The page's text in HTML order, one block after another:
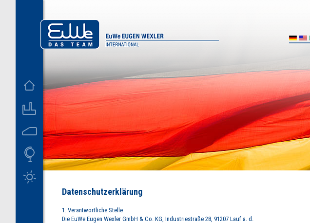
Datenschutzerklärung
1. Verantwortliche Stelle
Die EuWe Eugen Wexler GmbH & Co. KG, Industriestraße 28, 91207 Lauf a. d.
D US MX